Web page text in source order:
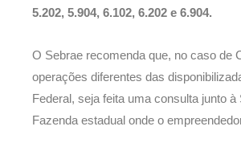
5.202, 5.904, 6.102, 6.202 e 6.904.
O Sebrae recomenda que, no caso de
operações diferentes das
Federal, seja feita uma consulta junto à
Fazenda estadual onde o